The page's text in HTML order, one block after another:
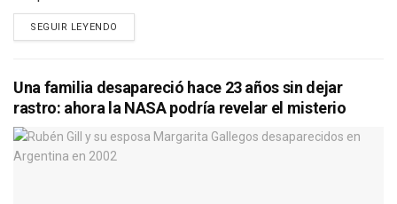
SEGUIR LEYENDO
Una familia desapareció hace 23 años sin dejar
rastro: ahora la NASA podría revelar el misterio